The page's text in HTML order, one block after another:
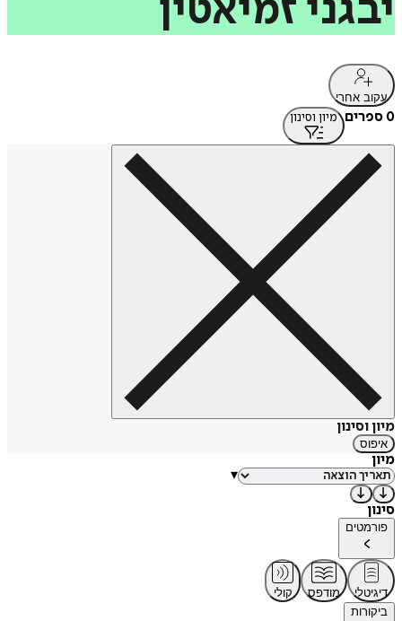
יבגני זמיאטין
עקוב אחרי
0 ספרים מיון וסינון
מיון וסינון
איפוס
מיון
▾
סינון
פורמטים
דיגיטלי מודפס
קולי
ביקורות